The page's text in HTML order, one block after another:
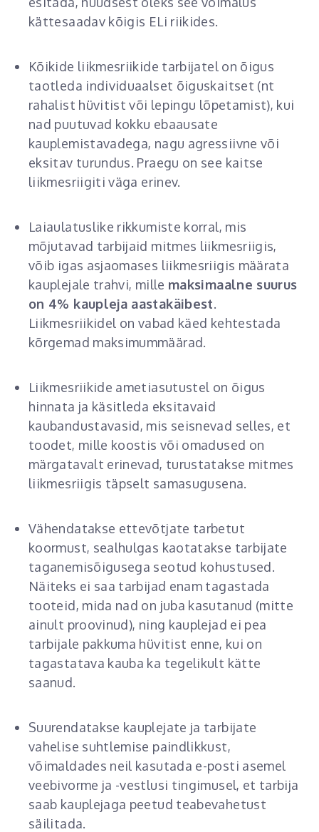
kättesaadav kõigis ELi riikides.
Kõikide liikmesriikide tarbijatel on õigus
taotleda individuaalset õiguskaitset (nt
rahalist hüvitist või lepingu lõpetamist), kui
nad puutuvad kokku ebaausate
kauplemistavadega, nagu agressiivne või
eksitav turundus. Praegu on see kaitse
liikmesriigiti väga erinev.
Laiaulatuslike rikkumiste korral, mis
mõjutavad tarbijaid mitmes liikmesriigis,
võib igas asjaomases liikmesriigis määrata
kauplejale trahvi, mille maksimaalne suurus
on 4% kaupleja aastakäibest.
Liikmesriikidel on vabad käed kehtestada
kõrgemad maksimummäärad.
Liikmesriikide ametiasutustel on õigus
hinnata ja käsitleda eksitavaid
kaubandustavasid, mis seisnevad selles, et
toodet, mille koostis või omadused on
märgatavalt erinevad, turustatakse mitmes
liikmesriigis täpselt samasugusena.
Vähendatakse ettevõtjate tarbetut
koormust, sealhulgas kaotatakse tarbijate
taganemisõigusega seotud kohustused.
Näiteks ei saa tarbijad enam tagastada
tooteid, mida nad on juba kasutanud (mitte
ainult proovinud), ning kauplejad ei pea
tarbijale pakkuma hüvitist enne, kui on
tagastatava kauba ka tegelikult kätte
saanud.
Suurendatakse kauplejate ja tarbijate
vahelise suhtlemise paindlikkust,
võimaldades neil kasutada e-posti asemel
veebivorme ja -vestlusi tingimusel, et tarbija
saab kauplejaga peetud teabevahetust
säilitada.